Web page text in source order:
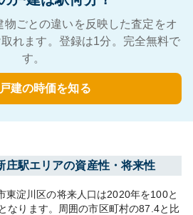
ごとの違いを反映した査定をオ
れます。登録は1分。完全無料で
す。
建の時価を知る
庄駅エリアの資産性・将来性
東淀川区の将来人口は2020年を100と
となります。 周囲の市区町村の87.4と比